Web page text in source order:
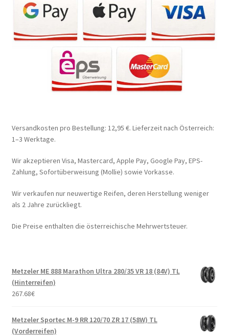
Versandkosten pro Bestellung: 12,95 €. Lieferzeit nach Österreich:
1–3 Werktage.
Wir akzeptieren Visa, Mastercard, Apple Pay, Google Pay, EPS-
Zahlung, Sofortüberweisung (Mollie) sowie Vorkasse.
Wir verkaufen nur neuwertige Reifen, deren Herstellung weniger
als 2 Jahre zurückliegt.
Die Preise enthalten die österreichische Mehrwertsteuer.
Metzeler ME 888 Marathon Ultra 280/35 VR 18 (84V) TL
(Hinterreifen)
267.68€
Metzeler Sportec M-9 RR 120/70 ZR 17 (58W) TL
(Vorderreifen)